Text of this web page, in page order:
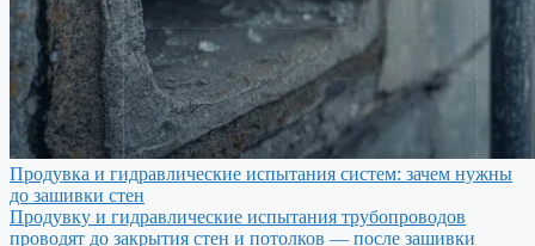
Продувка и гидравлические испытания систем: зачем нужны
до зашивки стен
Продувку и гидравлические испытания трубопроводов
проводят до закрытия стен и потолков — после зашивки